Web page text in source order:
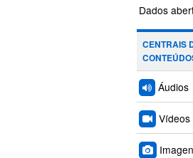
Dados
CENTRAIS
Áudios
Vídeos